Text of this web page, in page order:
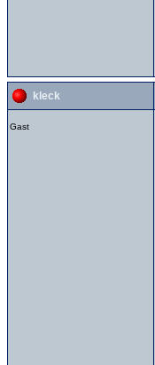
kleck
Gast